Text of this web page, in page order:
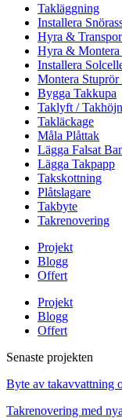
Takläggning
Installera
Hyra &
Hyra &
Installera
Montera
Bygga Takkupa
Taklyft /
Takläckage
Måla Plåttak
Lägga Falsat
Lägga Takpapp
Takskottning
Plåtslagare
Takbyte
Takrenovering
Projekt
Blogg
Offert
Projekt
Blogg
Offert
Senaste projekten
Byte av takavvattning
Takrenovering med